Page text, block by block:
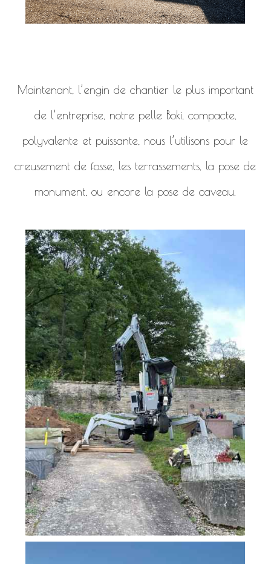
Maintenant, l’engin de chantier le plus important
de l’entreprise, notre pelle Boki, compacte,
polyvalente et puissante, nous l’utilisons pour le
creusement de fosse, les terrassements, la pose de
monument, ou encore la pose de caveau.